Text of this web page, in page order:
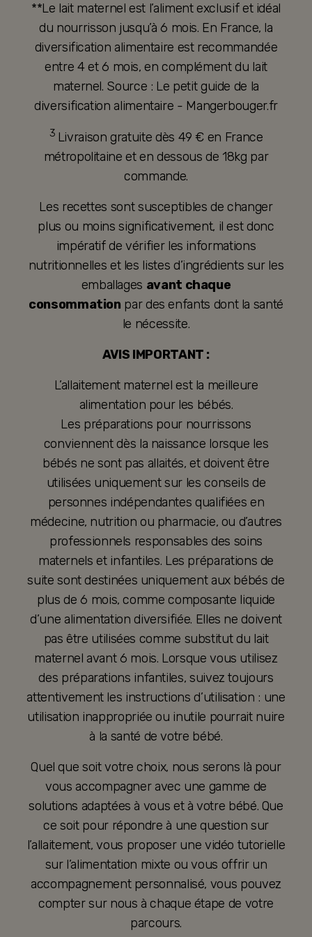
**Le lait maternel est l’aliment exclusif et idéal
du nourrisson jusqu’à 6 mois. En France, la
diversification alimentaire est recommandée
entre 4 et 6 mois, en complément du lait
maternel. Source : Le petit guide de la
diversification alimentaire - Mangerbouger.fr
3 Livraison gratuite dès 49 € en France
métropolitaine et en dessous de 18kg par
commande.
Les recettes sont susceptibles de changer
plus ou moins significativement, il est donc
impératif de vérifier les informations
nutritionnelles et les listes d’ingrédients sur les
emballages avant chaque
consommation par des enfants dont la santé
le nécessite.
AVIS IMPORTANT :
L’allaitement maternel est la meilleure
alimentation pour les bébés.
Les préparations pour nourrissons
conviennent dès la naissance lorsque les
bébés ne sont pas allaités, et doivent être
utilisées uniquement sur les conseils de
personnes indépendantes qualifiées en
médecine, nutrition ou pharmacie, ou d’autres
professionnels responsables des soins
maternels et infantiles. Les préparations de
suite sont destinées uniquement aux bébés de
plus de 6 mois, comme composante liquide
d’une alimentation diversifiée. Elles ne doivent
pas être utilisées comme substitut du lait
maternel avant 6 mois. Lorsque vous utilisez
des préparations infantiles, suivez toujours
attentivement les instructions d’utilisation : une
utilisation inappropriée ou inutile pourrait nuire
à la santé de votre bébé.
Quel que soit votre choix, nous serons là pour
vous accompagner avec une gamme de
solutions adaptées à vous et à votre bébé. Que
ce soit pour répondre à une question sur
l’allaitement, vous proposer une vidéo tutorielle
sur l’alimentation mixte ou vous offrir un
accompagnement personnalisé, vous pouvez
compter sur nous à chaque étape de votre
parcours.